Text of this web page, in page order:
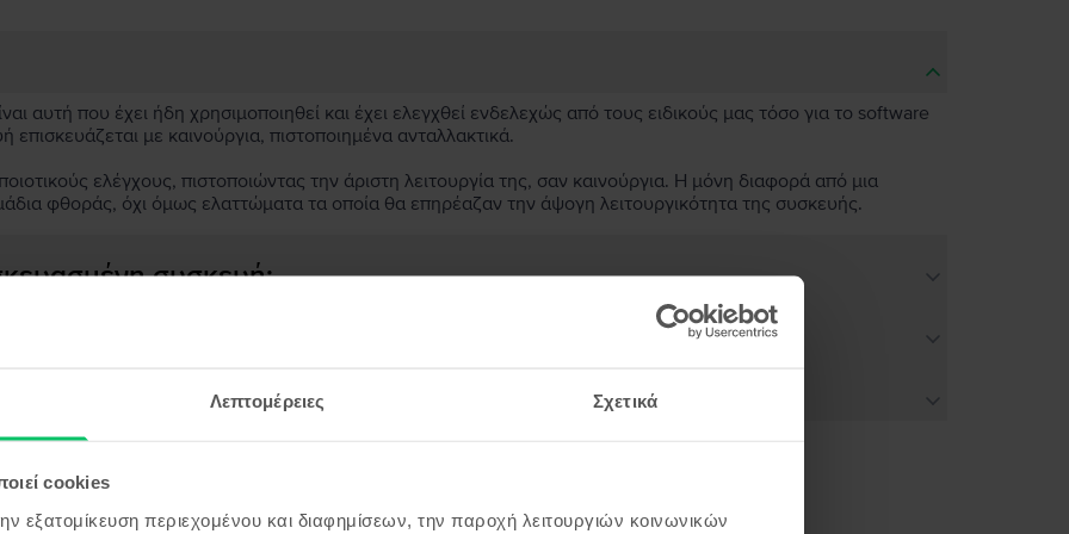
Λεπτομέρειες Σχετικά
cookies
εξατομίκευση περιεχομένου και διαφημίσεων, την παροχή λειτουργιών κοινωνικών
αυτή που έχει ήδη χρησιμοποιηθεί και έχει ελεγχθεί ενδελεχώς από τους ειδικούς μας τόσο για το software
με καινούργια, πιστοποιημένα ανταλλακτικά.
ελέγχους, πιστοποιώντας την άριστη λειτουργία της, σαν καινούργια. Η μόνη διαφορά από μια
φθοράς, όχι όμως ελαττώματα τα οποία θα επηρέαζαν την άψογη λειτουργικότητα της συσκευής.
συσκευή;